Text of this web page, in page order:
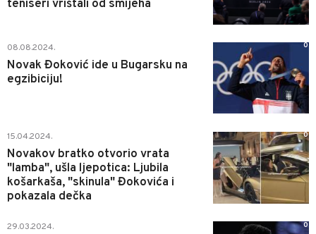
teniseri vrištali od smijeha
08.08.2024.
Novak Đoković ide u Bugarsku na
egzibiciju!
0
15.04.2024.
Novakov bratko otvorio vrata
"lamba", ušla ljepotica: Ljubila
košarkaša, "skinula" Đokovića i
pokazala dečka
0
29.03.2024. 0